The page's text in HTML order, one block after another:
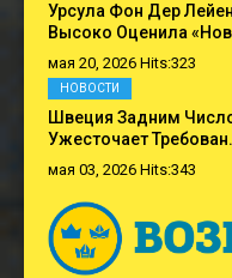
Урсула Фон Дер Лейен
Высоко Оценила
мая 20, 2026 Hits:323
Швеция Задним
Ужесточает
мая 03, 2026 Hits:343
НОВОСТИ